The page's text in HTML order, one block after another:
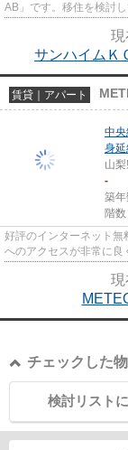
AB」です。移住を検討
現
サンハイムＫ
賃貸｜アパート
中央
身延
山
-
築
階
好評のインターネット無
へのアクセスが非常に良
現
チェックした
検討リスト